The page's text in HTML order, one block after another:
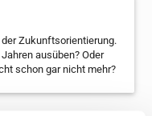
Zukunftsorientierung.
ausüben? Oder
schon gar nicht mehr?